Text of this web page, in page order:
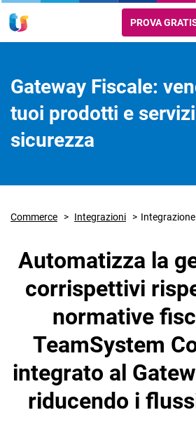
PROVA
Gateway Fiscale:
tuoi prodotti e
sicurezza
Commerce Integrazioni
Automatizza la
corrispettivi
normative
TeamSystem
integrato al
riducendo i